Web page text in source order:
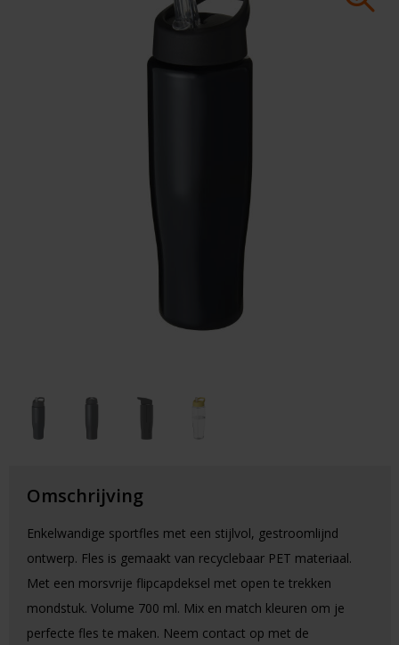
Sleutelhangers & Tools
Auto & Veiligheid
Gezondheid & Verzorging
Omschrijving
Enkelwandige sportfles met een stijlvol, gestroomlijnd
ontwerp. Fles is gemaakt van recyclebaar PET materiaal.
Met een morsvrije flipcapdeksel met open te trekken
mondstuk. Volume 700 ml. Mix en match kleuren om je
perfecte fles te maken. Neem contact op met de